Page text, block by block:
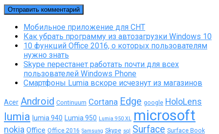
Мобильное приложение для СНТ
Как убрать программу из автозагрузки Windows 10
10 функций Office 2016, о которых пользователям
нужно знать
Skype перестанет работать почти для всех
пользователей Windows Phone
Смартфоны Lumia вскоре исчезнут из магазинов
Acer Android Continuum Cortana Edge google HoloLens
lumia lumia 940 Lumia 950 Lumia 950 XL microsoft
nokia Office Office 2016 Samsung Skype sql Surface Surface Book